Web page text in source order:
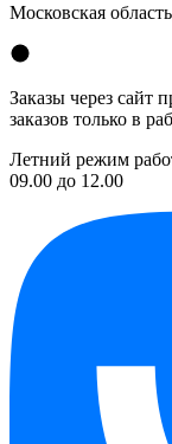
Московская
Заказы через сайт
заказов только в
Летний режим
09.00 до 12.00